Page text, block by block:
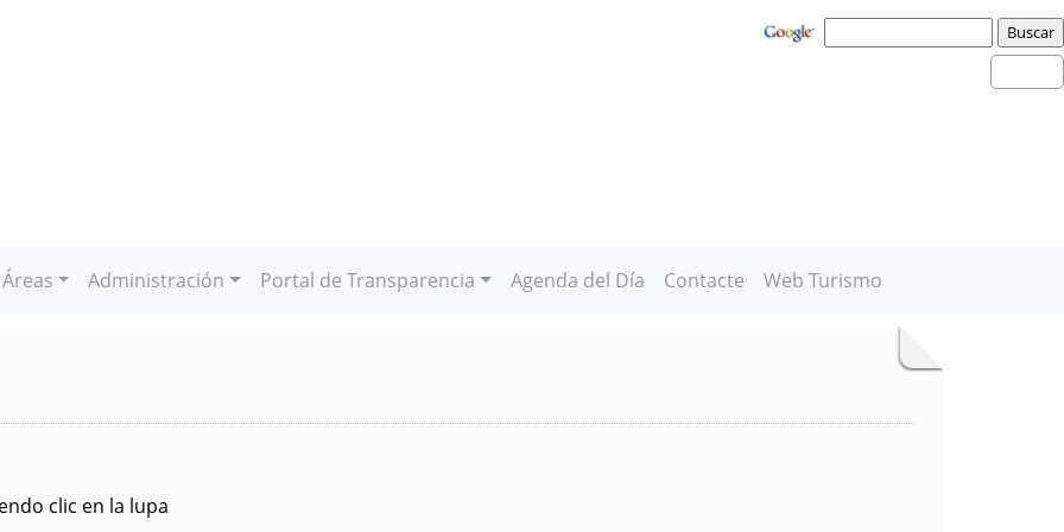
Áreas Administración Portal de Transparencia Agenda del Día Contacte Web Turismo
clic en la lupa